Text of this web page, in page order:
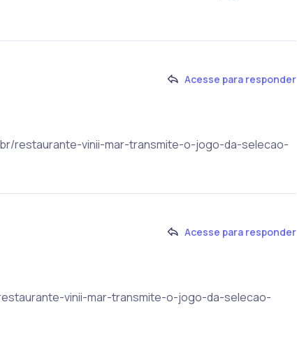
Acesse para responder
restaurante-vinii-mar-transmite-o-jogo-da-selecao-
Acesse para responder
vinii-mar-transmite-o-jogo-da-selecao-